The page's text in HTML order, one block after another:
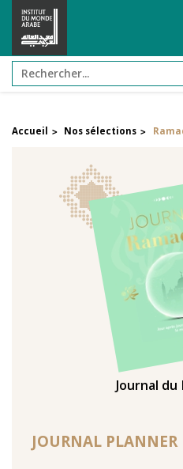
FILTRER PAR PRIX
Filtrer par attribut
Réinitialiser les filtres
Accueil > Nos sélections >
JOURNAL
Journal du